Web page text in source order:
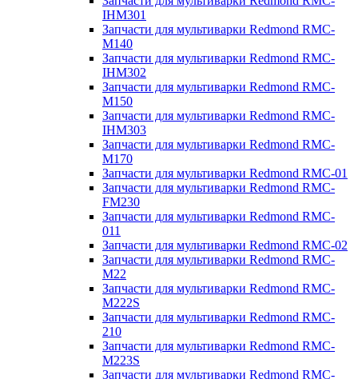
IHM301
Запчасти для мультиварки Redmond RMC-
M140
Запчасти для мультиварки Redmond RMC-
IHM302
Запчасти для мультиварки Redmond RMC-
M150
Запчасти для мультиварки Redmond RMC-
IHM303
Запчасти для мультиварки Redmond RMC-
M170
Запчасти для мультиварки Redmond RMC-01
Запчасти для мультиварки Redmond RMC-
FM230
Запчасти для мультиварки Redmond RMC-
011
Запчасти для мультиварки Redmond RMC-02
Запчасти для мультиварки Redmond RMC-
M22
Запчасти для мультиварки Redmond RMC-
M222S
Запчасти для мультиварки Redmond RMC-
210
Запчасти для мультиварки Redmond RMC-
M223S
Запчасти для мультиварки Redmond RMC-